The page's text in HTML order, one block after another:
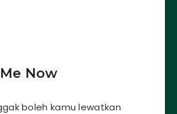
Now
boleh kamu lewatkan